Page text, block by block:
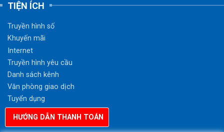
TIỆN ÍCH
Truyền hình số
Khuyến mãi
Internet
Truyền hình yêu cầu
Danh sách kênh
Văn phòng giao dịch
Tuyển dụng
Hướng dẫn thanh toán
HƯỚNG DẪN THANH TOÁN